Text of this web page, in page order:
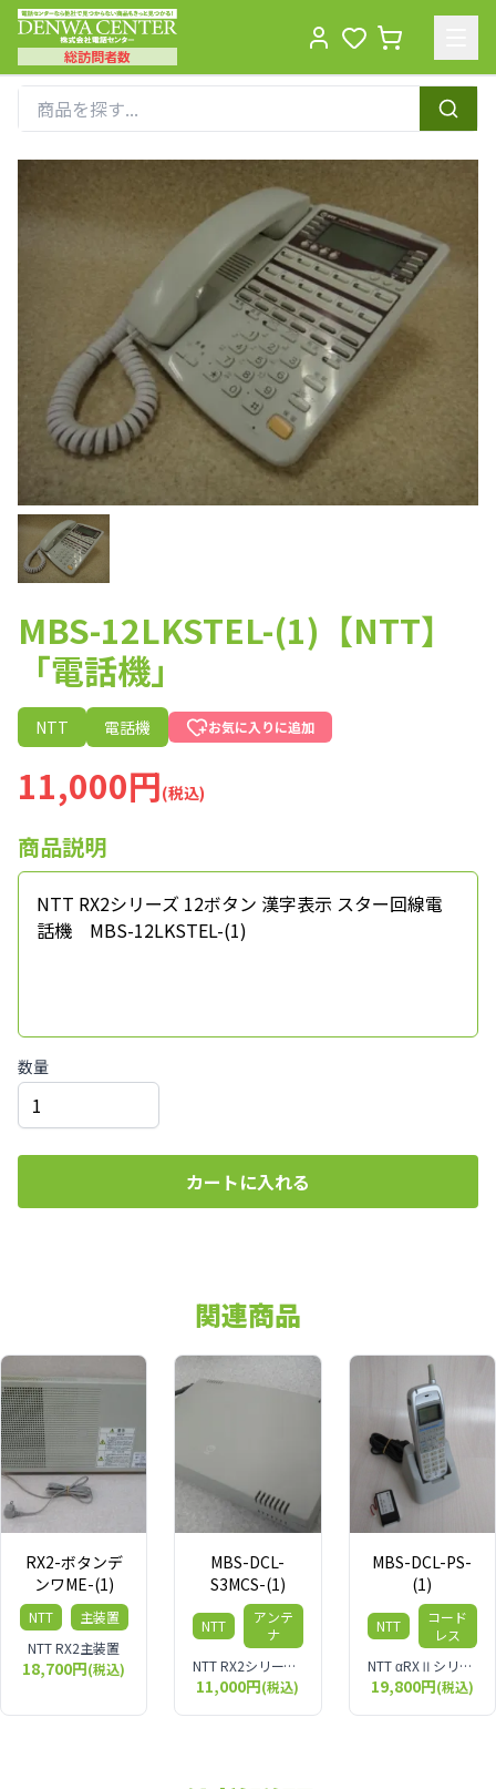
総訪問者数
MBS-12LKSTEL-(1)【NTT】
「電話機」
NTT 電話機 お気に入りに追加
11,000円(税込)
商品説明
NTT RX2シリーズ 12ボタン 漢字表示 スター回線電
話機 MBS-12LKSTEL-(1)
数量
カートに入れる
関連商品
RX2-ボタンデ
ンワME-(1)
NTT
主装置
NTT RX2主装置
18,700円(税込)
MBS-DCL-
S3MCS-(1)
NTT
アンテ
ナ
NTT RX2シリーズ MBS-DCL-S3MCS-(1) スター配線3ch用管理接続装置
11,000円(税込)
MBS-DCL-PS-
(1)
NTT
コード
レス
NTT αRXⅡシリーズ デジタルコードレス電話機 MBS-DCL-PS-(1)
19,800円(税込)